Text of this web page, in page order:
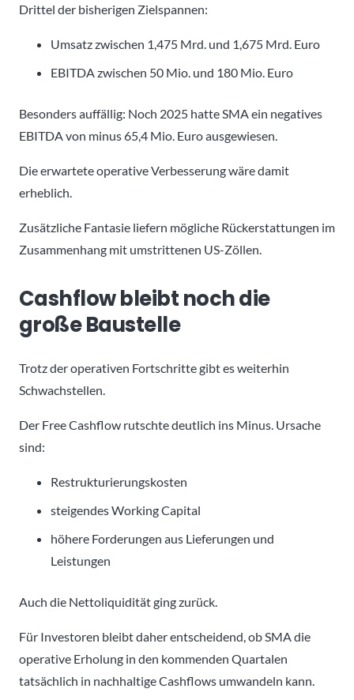
Drittel der bisherigen Zielspannen:
Umsatz zwischen 1,475 Mrd. und 1,675 Mrd. Euro
EBITDA zwischen 50 Mio. und 180 Mio. Euro
Besonders auffällig: Noch 2025 hatte SMA ein negatives
EBITDA von minus 65,4 Mio. Euro ausgewiesen.
Die erwartete operative Verbesserung wäre damit
erheblich.
Zusätzliche Fantasie liefern mögliche Rückerstattungen im
Zusammenhang mit umstrittenen US-Zöllen.
Cashflow bleibt noch die
große Baustelle
Trotz der operativen Fortschritte gibt es weiterhin
Schwachstellen.
Der Free Cashflow rutschte deutlich ins Minus. Ursache
sind:
Restrukturierungskosten
steigendes Working Capital
höhere Forderungen aus Lieferungen und
Leistungen
Auch die Nettoliquidität ging zurück.
Für Investoren bleibt daher entscheidend, ob SMA die
operative Erholung in den kommenden Quartalen
tatsächlich in nachhaltige Cashflows umwandeln kann.